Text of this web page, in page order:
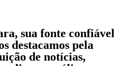
sua fonte confiável
destacamos pela
de notícias,